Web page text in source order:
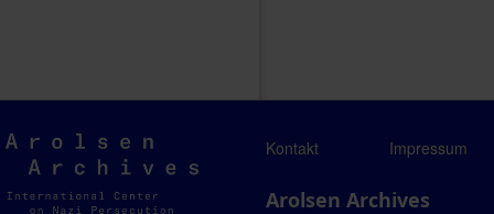
Arolsen
Archives
Kontakt Impressum
Arolsen Archives